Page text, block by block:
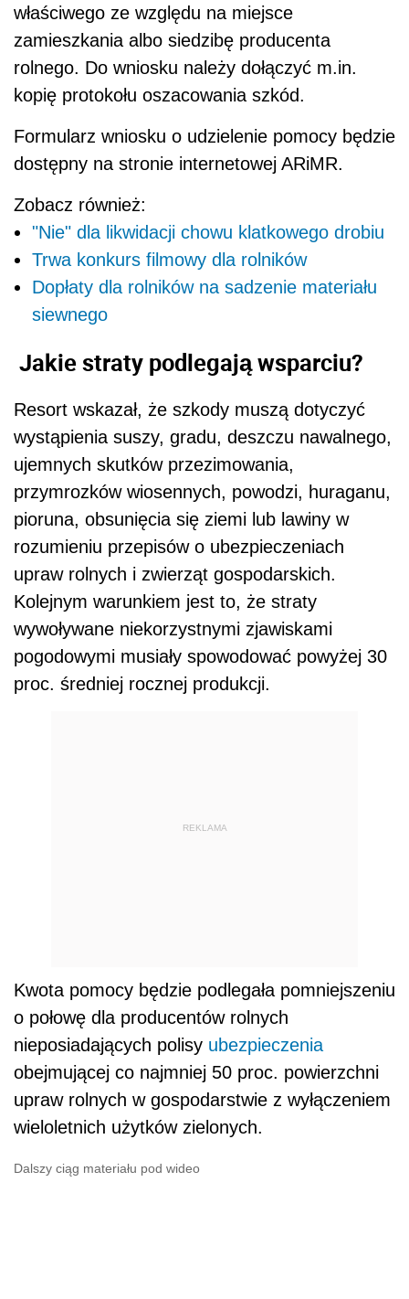
właściwego ze względu na miejsce
zamieszkania albo siedzibę producenta
rolnego. Do wniosku należy dołączyć m.in.
kopię protokołu oszacowania szkód.
Formularz wniosku o udzielenie pomocy będzie
dostępny na stronie internetowej ARiMR.
Zobacz również:
"Nie" dla likwidacji chowu klatkowego drobiu
Trwa konkurs filmowy dla rolników
Dopłaty dla rolników na sadzenie materiału
siewnego
Jakie straty podlegają wsparciu?
Resort wskazał, że szkody muszą dotyczyć
wystąpienia suszy, gradu, deszczu nawalnego,
ujemnych skutków przezimowania,
przymrozków wiosennych, powodzi, huraganu,
pioruna, obsunięcia się ziemi lub lawiny w
rozumieniu przepisów o ubezpieczeniach
upraw rolnych i zwierząt gospodarskich.
Kolejnym warunkiem jest to, że straty
wywoływane niekorzystnymi zjawiskami
pogodowymi musiały spowodować powyżej 30
proc. średniej rocznej produkcji.
REKLAMA
Kwota pomocy będzie podlegała pomniejszeniu
o połowę dla producentów rolnych
nieposiadających polisy ubezpieczenia
obejmującej co najmniej 50 proc. powierzchni
upraw rolnych w gospodarstwie z wyłączeniem
wieloletnich użytków zielonych.
Dalszy ciąg materiału pod wideo